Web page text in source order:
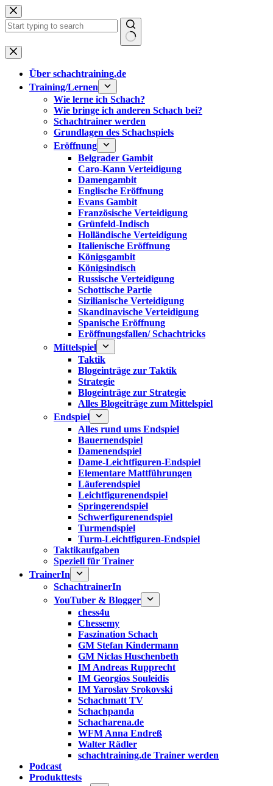
Zum
Inhalt
springen
Keine
Ergebnisse
Über schachtraining.de
Training/Lernen
Wie lerne ich Schach?
Wie bringe ich anderen Schach bei?
Schachtrainer werden
Grundlagen des Schachspiels
Eröffnung
Belgrader Gambit
Caro-Kann Verteidigung
Damengambit
Englische Eröffnung
Evans Gambit
Französische Verteidigung
Grünfeld-Indisch
Holländische Verteidigung
Italienische Eröffnung
Königsgambit
Königsindisch
Russische Verteidigung
Schottische Partie
Sizilianische Verteidigung
Skandinavische Verteidigung
Spanische Eröffnung
Eröffnungsfallen/ Schachtricks
Mittelspiel
Taktik
Blogeinträge zur Taktik
Strategie
Blogeinträge zur Strategie
Alles Blogeiträge zum Mittelspiel
Endspiel
Alles rund ums Endspiel
Bauernendspiel
Damenendspiel
Dame-Leichtfiguren-Endspiel
Elementare Mattführungen
Läuferendspiel
Leichtfigurenendspiel
Springerendspiel
Schwerfigurenendspiel
Turmendspiel
Turm-Leichtfiguren-Endspiel
Taktikaufgaben
Speziell für Trainer
TrainerIn
SchachtrainerIn
YouTuber & Blogger
chess4u
Chessemy
Faszination Schach
GM Stefan Kindermann
GM Niclas Huschenbeth
IM Andreas Rupprecht
IM Georgios Souleidis
IM Yaroslav Srokovski
Schachmatt TV
Schachpanda
Schacharena.de
WFM Anna Endreß
Walter Rädler
schachtraining.de Trainer werden
Podcast
Produkttests